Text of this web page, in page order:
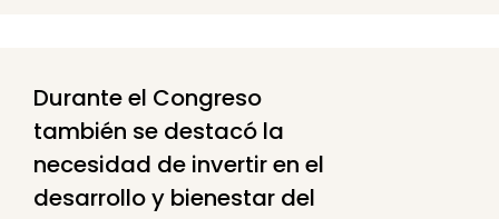
Durante el Congreso
también se destacó la
necesidad de invertir en el
desarrollo y bienestar del